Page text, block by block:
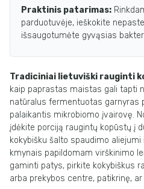
Praktinis patarimas:
parduotuvėje, ieškokite
išsaugotumėte gyvąsias
Tradiciniai lietuviški rauginti
kaip paprastas maistas gali tapti
natūralus fermentuotas garnyras
palaikantis mikrobiomo įvairovę.
įdėkite porciją raugintų kopūstų į
kokybišku šalto spaudimo
kmynais papildomam virškinimo
gaminti patys, pirkite kokybiškus
arba prekybos centre, patikrinę,